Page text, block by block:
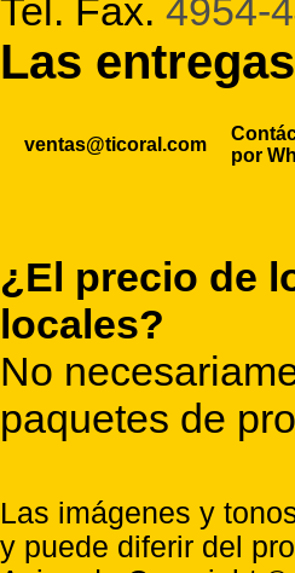
Tel. Fax. 4954-
Las
ventas@ticoral.com
por
¿El precio de
locales?
No
paquetes de
Las imágenes y
y puede diferir del